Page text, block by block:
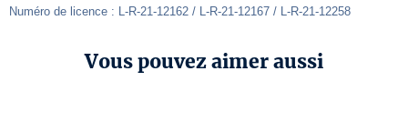
Numéro de licence : L-R-21-12162 / L-R-21-12167 / L-R-21-12258
Vous pouvez aimer aussi